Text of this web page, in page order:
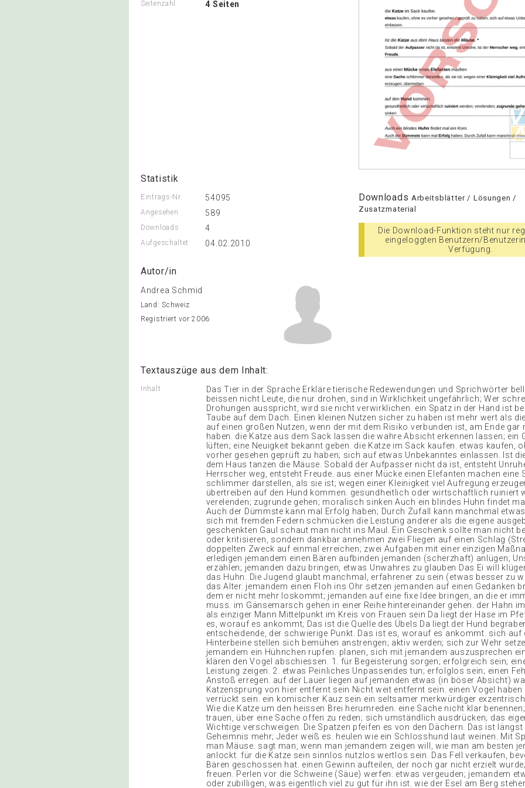
Seitenzahl 4 Seiten
Statistik
Eintrags-Nr. 54095
Angesehen 589
Downloads 4
Aufgeschaltet 04.02.2010
Autor/in
Andrea Schmid
Land: Schweiz
Registriert vor 2006
Downloads Arbeitsblätter / Lösungen /
Zusatzmaterial
Die Download-Funktion steht nur
eingeloggten Benutzern/
Verfügung.
Textauszüge aus dem Inhalt:
Inhalt
Das Tier in der Sprache Erkläre tierische Redewendungen und Sprichwörter
beissen nicht Leute, die nur drohen, sind in Wirklichkeit ungefährlich; Wer
Drohungen ausspricht, wird sie nicht verwirklichen. ein Spatz in der Hand ist
Taube auf dem Dach. Einen kleinen Nutzen sicher zu haben ist mehr wert als
auf einen großen Nutzen, wenn der mit dem Risiko verbunden ist, am Ende gar
haben. die Katze aus dem Sack lassen die wahre Absicht erkennen lassen; ein
lüften; eine Neuigkeit bekannt geben. die Katze im Sack kaufen. etwas kaufen,
vorher gesehen geprüft zu haben; sich auf etwas Unbekanntes einlassen. Ist
dem Haus tanzen die Mäuse. Sobald der Aufpasser nicht da ist, entsteht
Herrscher weg, entsteht Freude. aus einer Mücke einen Elefanten machen eine
schlimmer darstellen, als sie ist; wegen einer Kleinigkeit viel Aufregung
übertreiben auf den Hund kommen. gesundheitlich oder wirtschaftlich ruiniert
verelenden; zugrunde gehen; moralisch sinken Auch ein blindes Huhn findet
Auch der Dümmste kann mal Erfolg haben; Durch Zufall kann manchmal
sich mit fremden Federn schmücken die Leistung anderer als die eigene
geschenkten Gaul schaut man nicht ins Maul. Ein Geschenk sollte man nicht
oder kritisieren, sondern dankbar annehmen zwei Fliegen auf einen Schlag
doppelten Zweck auf einmal erreichen; zwei Aufgaben mit einer einzigen
erledigen jemandem einen Bären aufbinden jemanden (scherzhaft) anlügen;
erzählen; jemanden dazu bringen, etwas Unwahres zu glauben Das Ei will
das Huhn. Die Jugend glaubt manchmal, erfahrener zu sein (etwas besser zu
das Alter. jemandem einen Floh ins Ohr setzen jemanden auf einen Gedanken
dem er nicht mehr loskommt; jemanden auf eine fixe Idee bringen, an die er
muss. im Gänsemarsch gehen in einer Reihe hintereinander gehen. der Hahn
als einziger Mann Mittelpunkt im Kreis von Frauen sein Da liegt der Hase im
es, worauf es ankommt; Das ist die Quelle des Übels Da liegt der Hund
entscheidende, der schwierige Punkt. Das ist es, worauf es ankommt. sich auf
Hinterbeine stellen sich bemühen anstrengen; aktiv werden; sich zur Wehr
jemandem ein Hühnchen rupfen. planen, sich mit jemandem auszusprechen
klären den Vogel abschiessen. 1. für Begeisterung sorgen; erfolgreich sein;
Leistung zeigen. 2. etwas Peinliches Unpassendes tun; erfolglos sein; einen
Anstoß erregen. auf der Lauer liegen auf jemanden etwas (in böser Absicht)
Katzensprung von hier entfernt sein Nicht weit entfernt sein. einen Vogel haben
verrückt sein. ein komischer Kauz sein ein seltsamer merkwürdiger
Wie die Katze um den heissen Brei herumreden. eine Sache nicht klar
trauen, über eine Sache offen zu reden; sich umständlich ausdrücken; das
Wichtige verschweigen. Die Spatzen pfeifen es von den Dächern. Das ist längst
Geheimnis mehr; Jeder weiß es. heulen wie ein Schlosshund laut weinen. Mit
man Mäuse. sagt man, wenn man jemandem zeigen will, wie man am besten
anlockt. für die Katze sein sinnlos nutzlos wertlos sein. Das Fell verkaufen,
Bären geschossen hat. einen Gewinn aufteilen, der noch gar nicht erzielt
freuen. Perlen vor die Schweine (Säue) werfen. etwas vergeuden; jemandem
oder zubilligen, was eigentlich viel zu gut für ihn ist. wie der Esel am Berg